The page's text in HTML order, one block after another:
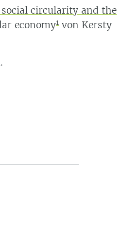
social circularity and the
economy1von Kersty